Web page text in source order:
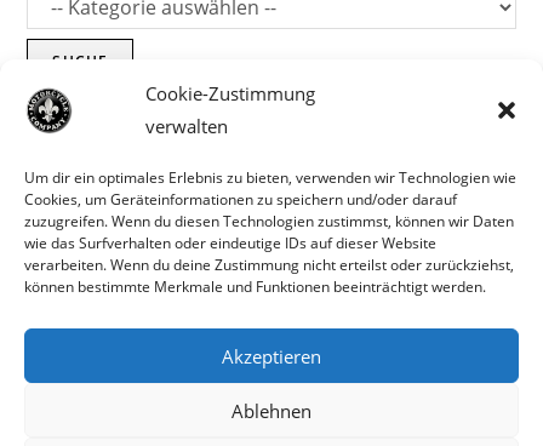
Cookie-Zustimmung
verwalten
Um dir ein optimales Erlebnis zu bieten, verwenden wir Technologien wie
Cookies, um Geräteinformationen zu speichern und/oder darauf
zuzugreifen. Wenn du diesen Technologien zustimmst, können wir Daten
wie das Surfverhalten oder eindeutige IDs auf dieser Website
verarbeiten. Wenn du deine Zustimmung nicht erteilst oder zurückziehst,
können bestimmte Merkmale und Funktionen beeinträchtigt werden.
Akzeptieren
Ablehnen
Parts für Harley Davidson, Indian und
SUCHE